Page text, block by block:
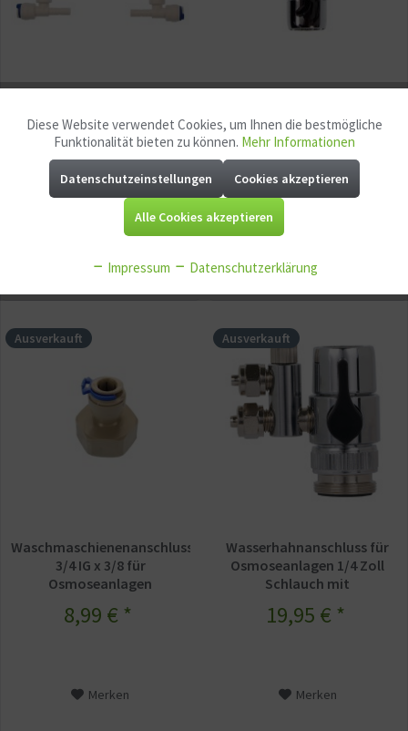
Osmoseanlagen 1/4 Zoll
Schlauch (Nachrüstung)
14,95 € *
Osmoseanlagen 1/4 Zoll
Schlauch
14,95 € *
Ausverkauft
Waschmaschienenanschluss
3/4 IG x 3/8 für
Osmoseanlagen
8,99 € *
Merken
Ausverkauft
Wasserhahnanschluss für
Osmoseanlagen 1/4 Zoll
Schlauch mit
19,95 € *
Merken
Funktionale Aktiv
Marketing Aktiv
Service Aktiv
Sonstige Aktiv
Diese Website verwendet Cookies, um Ihnen die bestmögliche
Funktionalität bieten zu können. Mehr Informationen
Datenschutzeinstellungen Cookies akzeptieren
Alle Cookies akzeptieren
Impressum Datenschutzerklärung